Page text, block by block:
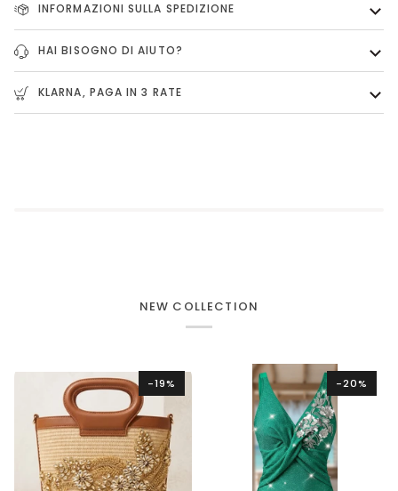
INFORMAZIONI SULLA SPEDIZIONE
HAI BISOGNO DI AIUTO?
KLARNA, PAGA IN 3 RATE
NEW COLLECTION
-19% -20%